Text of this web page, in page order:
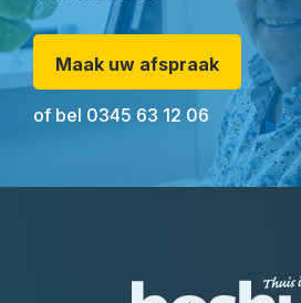
Maak uw afspraak
of bel 0345 63 12 06